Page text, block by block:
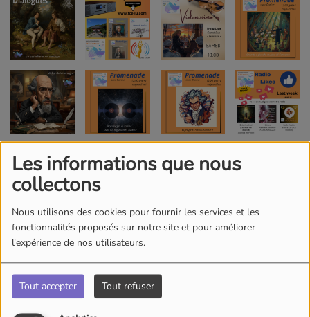
Les informations que nous
collectons
Nous utilisons des cookies pour fournir les services et les
fonctionnalités proposés sur notre site et pour améliorer
l'expérience de nos utilisateurs.
Tout accepter Tout refuser